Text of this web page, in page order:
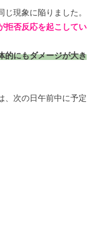
現象に陥りました。
拒否反応を起こしてい
的にもダメージが大き
、次の日午前中に予定